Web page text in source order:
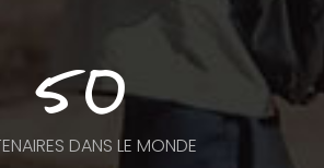
50
DANS LE MONDE